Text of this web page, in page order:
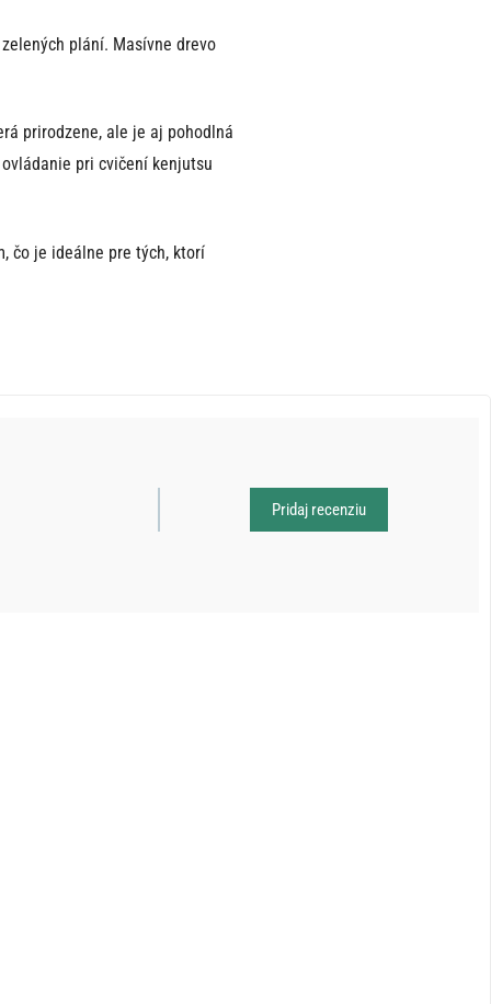
plání. Masívne drevo
prirodzene, ale je aj pohodlná
pri cvičení kenjutsu
čo je ideálne pre tých, ktorí
Pridaj recenziu